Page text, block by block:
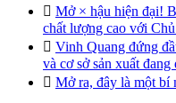
 Mở × hậu hiện đại!
chất lượng cao với
 Vinh Quang đứng
và cơ sở sản xuất đang
 Mở ra, đây là một bí